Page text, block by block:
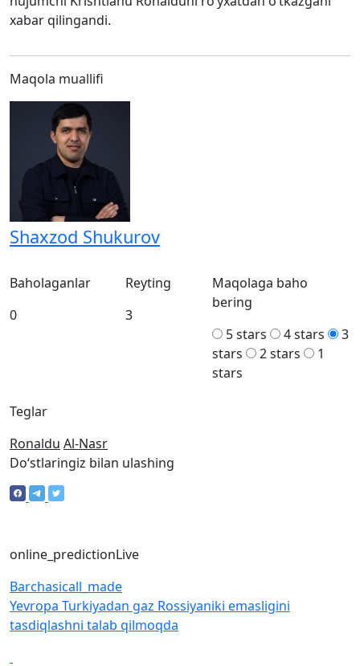
xabar qilingandi.
Maqola muallifi
Shaxzod Shukurov
Teglar
Ronaldu Al-Nasr
Baholaganlar
0
Reyting
3
Maqolaga baho
bering
5 stars
4 stars
3
stars
2 stars
1
stars
Doʻstlaringiz bilan ulashing
online_predictionLive
Barchasicall_made
Yevropa Turkiyadan gaz Rossiyaniki emasligini
tasdiqlashni talab qilmoqda